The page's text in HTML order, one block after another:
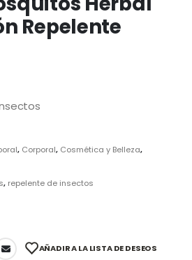
Repelente
, Corporal, Cosmética y Belleza,
, repelente de insectos
AÑADIR A LA LISTA DE DESEOS